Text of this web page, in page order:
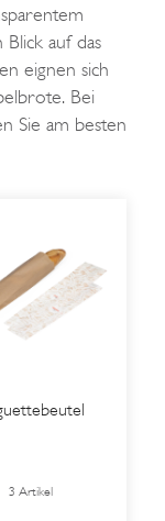
auf das
eignen sich
Bei
Sie am besten
3 Artikel